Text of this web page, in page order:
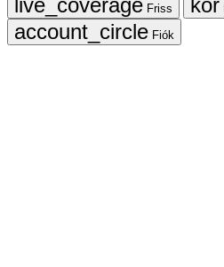
Friss
Fiók